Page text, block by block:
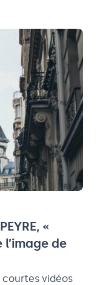
«
de
vidéos